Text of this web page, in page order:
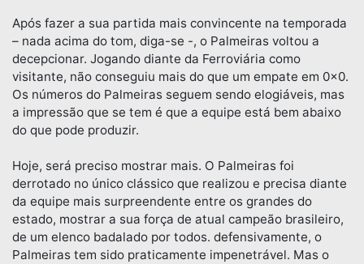
Após fazer a sua partida mais convincente na temporada
– nada acima do tom, diga-se -, o Palmeiras voltou a
decepcionar. Jogando diante da Ferroviária como
visitante, não conseguiu mais do que um empate em 0x0.
Os números do Palmeiras seguem sendo elogiáveis, mas
a impressão que se tem é que a equipe está bem abaixo
do que pode produzir.
Hoje, será preciso mostrar mais. O Palmeiras foi
derrotado no único clássico que realizou e precisa diante
da equipe mais surpreendente entre os grandes do
estado, mostrar a sua força de atual campeão brasileiro,
de um elenco badalado por todos. defensivamente, o
Palmeiras tem sido praticamente impenetrável. Mas o